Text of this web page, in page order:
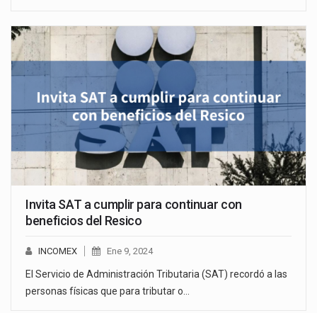
Invita SAT a cumplir para continuar con
beneficios del Resico
INCOMEX Ene 9, 2024
El Servicio de Administración Tributaria (SAT) recordó a las
personas físicas que para tributar o…